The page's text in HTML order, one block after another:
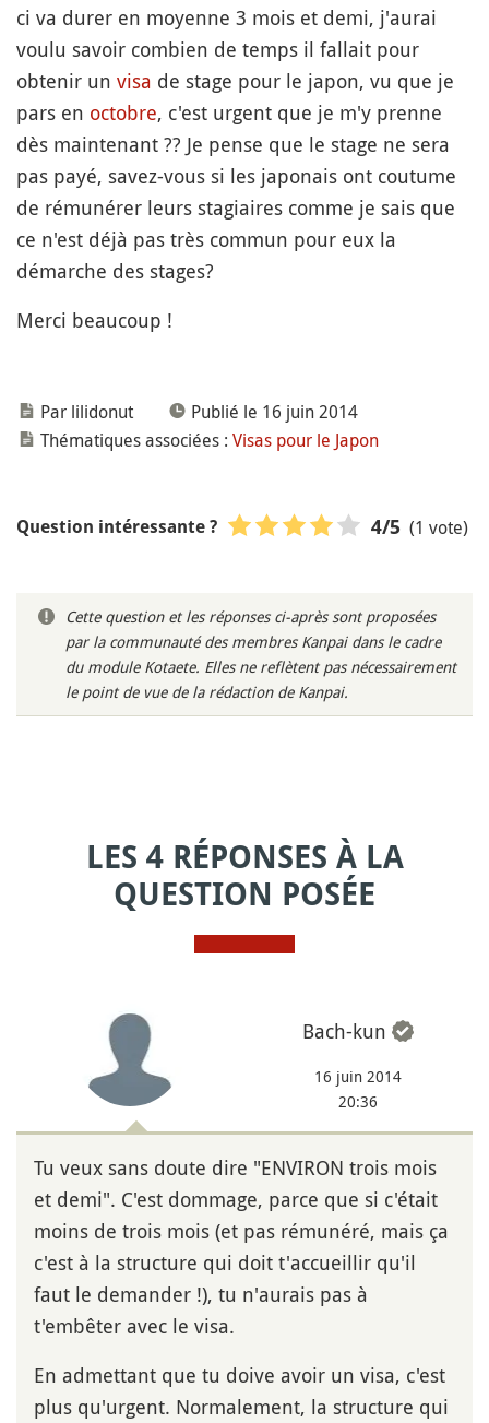
ci va durer en moyenne 3 mois et demi, j'aurai
voulu savoir combien de temps il fallait pour
obtenir un visa de stage pour le japon, vu que je
pars en octobre, c'est urgent que je m'y prenne
dès maintenant ?? Je pense que le stage ne sera
pas payé, savez-vous si les japonais ont coutume
de rémunérer leurs stagiaires comme je sais que
ce n'est déjà pas très commun pour eux la
démarche des stages?
Merci beaucoup !
Par lilidonut
Publié le 16 juin 2014
Thématiques associées : Visas pour le Japon
Question intéressante ? 4/5 (1 vote)
Cette question et les réponses ci-après sont proposées
par la communauté des membres Kanpai dans le cadre
du module Kotaete. Elles ne reflètent pas nécessairement
le point de vue de la rédaction de Kanpai.
LES 4 RÉPONSES À LA
QUESTION POSÉE
Bach-kun
16 juin 2014
20:36
Tu veux sans doute dire "ENVIRON trois mois
et demi". C'est dommage, parce que si c'était
moins de trois mois (et pas rémunéré, mais ça
c'est à la structure qui doit t'accueillir qu'il
faut le demander !), tu n'aurais pas à
t'embêter avec le visa.
En admettant que tu doive avoir un visa, c'est
plus qu'urgent. Normalement, la structure qui